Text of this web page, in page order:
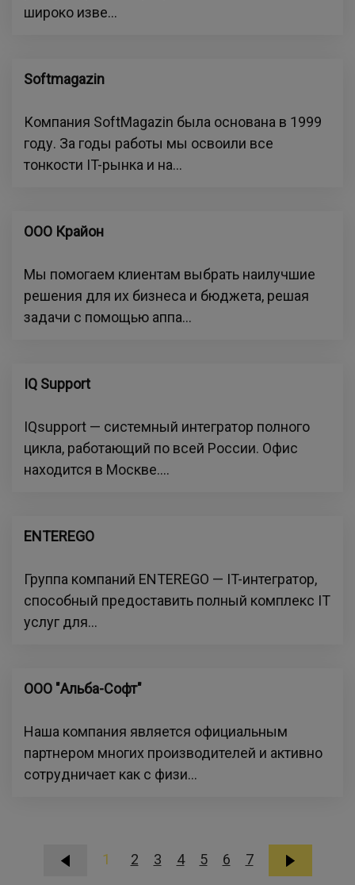
широко изве...
Softmagazin
Компания SoftMagazin была основана в 1999
году. За годы работы мы освоили все
тонкости IT-рынка и на...
ООО Крайон
Мы помогаем клиентам выбрать наилучшие
решения для их бизнеса и бюджета, решая
задачи с помощью аппа...
IQ Support
IQsupport — системный интегратор полного
цикла, работающий по всей России. Офис
находится в Москве....
ENTEREGO
Группа компаний ENTEREGO — IT-интегратор,
способный предоставить полный комплекс IT
услуг для...
ООО "Альба-Софт"
Наша компания является официальным
партнером многих производителей и активно
сотрудничает как с физи...
1 2 3 4 5 6 7